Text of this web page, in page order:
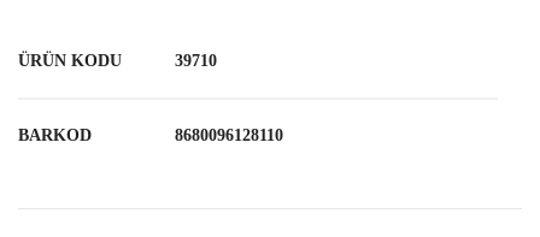
ÜRÜN KODU 39710
BARKOD 8680096128110